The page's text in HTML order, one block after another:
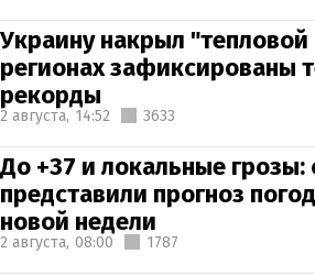
Украину накрыл "тепловой
регионах зафиксированы
рекорды
2 августа, 14:52 3633
До +37 и локальные грозы:
представили прогноз
новой недели
2 августа, 08:00 1787